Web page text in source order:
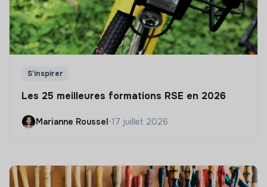
S'inspirer
Les 25 meilleures formations RSE en 2026
Marianne Roussel•17 juillet 2026